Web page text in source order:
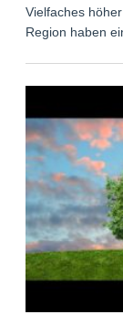
Vielfaches
Region haben